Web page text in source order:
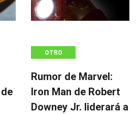
OTRO
Rumor de Marvel:
Iron Man de Robert
Downey Jr. liderará a